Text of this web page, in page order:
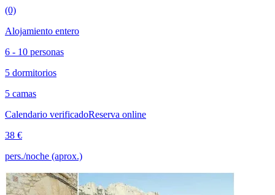
(0)
Alojamiento entero
6 - 10 personas
5 dormitorios
5 camas
Calendario verificadoReserva online
38 €
pers./noche (aprox.)